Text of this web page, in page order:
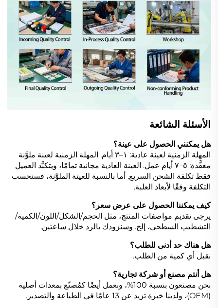
الأسئلة الشائعة
هل يمكنني الحصول على عينة؟
المهلة الزمنية لعينة عادية: ١–٣ أيام. المهلة الزمنية لعينة ملوَّنة
معقَّدة: ٥–٧ أيام عمل. العينة العادية مجانية تمامًا، ويتكبَّد العميل
فقط تكلفة الشحن السريع. أما بالنسبة للعينة الملوَّنة، فسنحسب
التكلفة وفقًا لأبعاد العلبة.
كيف يمكننا الحصول على عرض سعر؟
يرجى تقديم مواصفات المنتج، مثل الحجم/الشكل/اللون/الكمية/
التشطيب السطحي، إلخ. وسنزودك بالرد خلال ساعتين.
هل هناك حد أدنى للطلب؟
نقبل أي كمية من الطلب.
هل أنتم مصنع أو شركة تجارية؟
نحن مصنعون بنسبة 100%، ونعمل أيضًا كمُصنّع بمعدات أصلية
(OEM)، ولدينا خبرة تزيد عن 13 عامًا في الطباعة والتصدير.